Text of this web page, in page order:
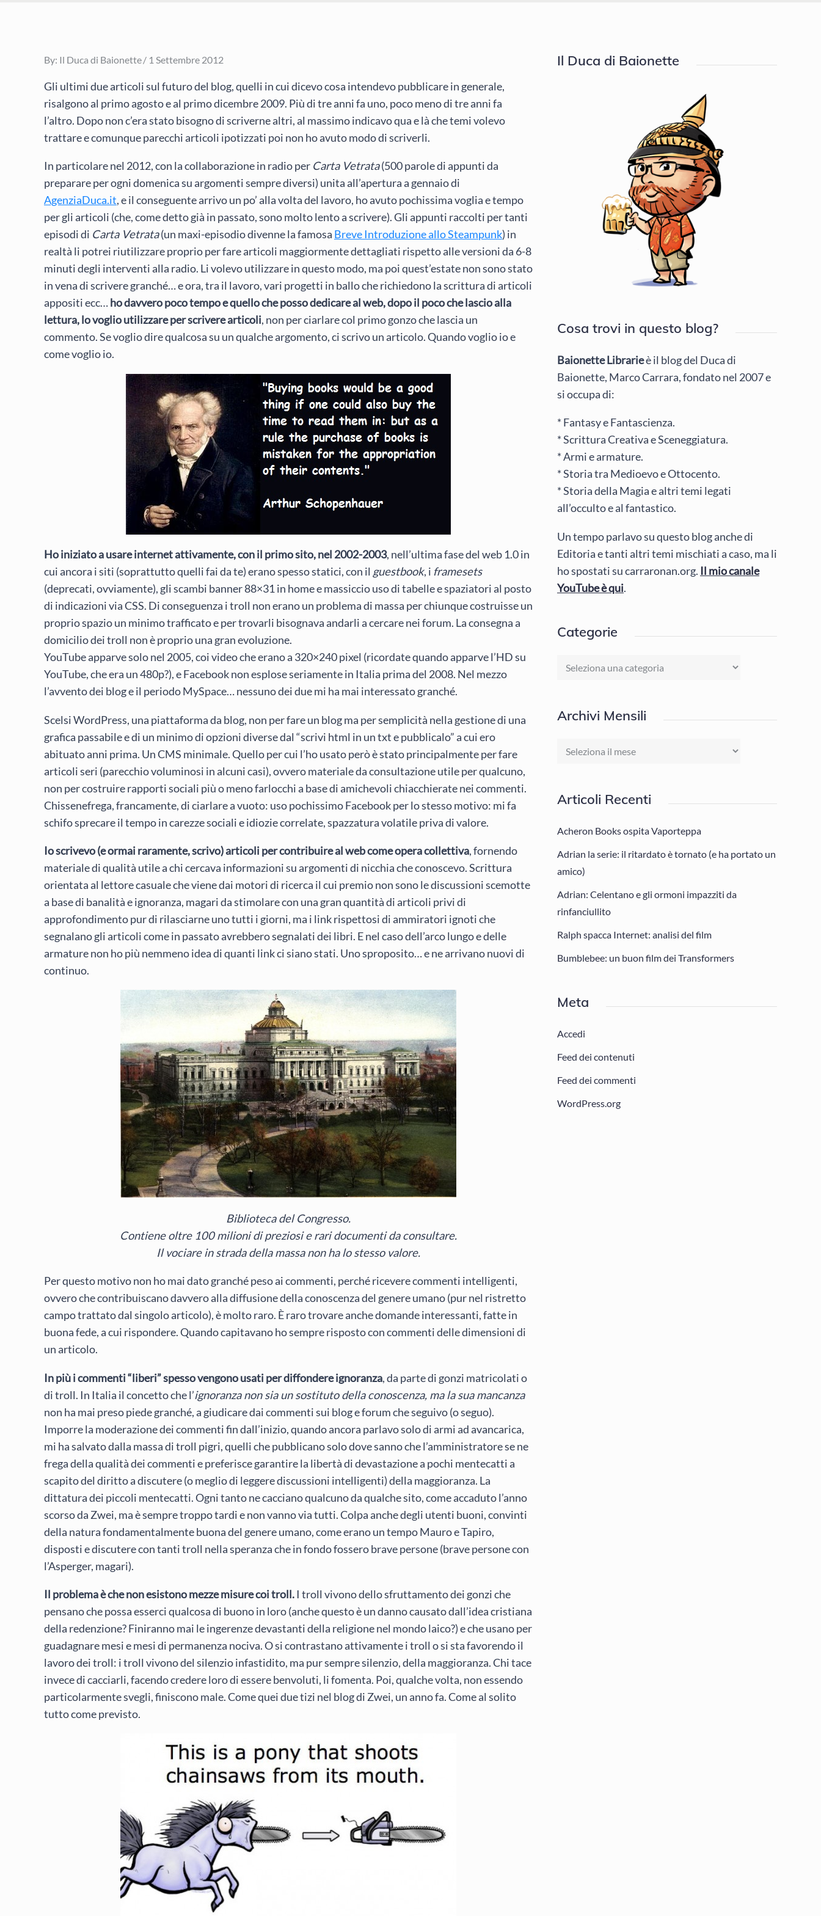
By: Il Duca di Baionette Posted
1 Settembre 2012
Gli ultimi due articoli sul futuro del blog, quelli in cui dicevo cosa intendevo pubblicare in generale,
risalgono al primo agosto e al primo dicembre 2009. Più di tre anni fa uno, poco meno di tre anni fa
l’altro. Dopo non c’era stato bisogno di scriverne altri, al massimo indicavo qua e là che temi volevo
trattare e comunque parecchi articoli ipotizzati poi non ho avuto modo di scriverli.
In particolare nel 2012, con la collaborazione in radio per Carta Vetrata(500 parole di appunti da
preparare per ogni domenica su argomenti sempre diversi) unita all’apertura a gennaio di
AgenziaDuca.it, e il conseguente arrivo un po’ alla volta del lavoro, ho avuto pochissima voglia e tempo
per gli articoli (che, come detto già in passato, sono molto lento a scrivere). Gli appunti raccolti per tanti
episodi di Carta Vetrata(un maxi-episodio divenne la famosa Breve Introduzione allo Steampunk) in
realtà li potrei riutilizzare proprio per fare articoli maggiormente dettagliati rispetto alle versioni da 6-8
minuti degli interventi alla radio. Li volevo utilizzare in questo modo, ma poi quest’estate non sono stato
in vena di scrivere granché… e ora, tra il lavoro, vari progetti in ballo che richiedono la scrittura di articoli
appositi ecc…ho davvero poco tempo e quello che posso dedicare al web, dopo il poco che lascio alla
lettura, lo voglio utilizzare per scrivere articoli, non per ciarlare col primo gonzo che lascia un
commento. Se voglio dire qualcosa su un qualche argomento, ci scrivo un articolo. Quando voglio io e
come voglio io.
Ho iniziato a usare internet attivamente, con il primo sito, nel 2002-2003, nell’ultima fase del web 1.0 in
cui ancora i siti (soprattutto quelli fai da te) erano spesso statici, con il guestbook, i framesets
(deprecati, ovviamente), gli scambi banner 88×31 in home e massiccio uso di tabelle e spaziatori al posto
di indicazioni via CSS. Di conseguenza i troll non erano un problema di massa per chiunque costruisse un
proprio spazio un minimo trafficato e per trovarli bisognava andarli a cercare nei forum. La consegna a
domicilio dei troll non è proprio una gran evoluzione.
YouTube apparve solo nel 2005, coi video che erano a 320×240 pixel (ricordate quando apparve l’HD su
YouTube, che era un 480p?), e Facebook non esplose seriamente in Italia prima del 2008. Nel mezzo
l’avvento dei blog e il periodo MySpace… nessuno dei due mi ha mai interessato granché.
Scelsi WordPress, una piattaforma da blog, non per fare un blog ma per semplicità nella gestione di una
grafica passabile e di un minimo di opzioni diverse dal “scrivi html in un txt e pubblicalo” a cui ero
abituato anni prima. Un CMS minimale. Quello per cui l’ho usato però è stato principalmente per fare
articoli seri (parecchio voluminosi in alcuni casi), ovvero materiale da consultazione utile per qualcuno,
non per costruire rapporti sociali più o meno farlocchi a base di amichevoli chiacchierate nei commenti.
Chissenefrega, francamente, di ciarlare a vuoto: uso pochissimo Facebook per lo stesso motivo: mi fa
schifo sprecare il tempo in carezze sociali e idiozie correlate, spazzatura volatile priva di valore.
Io scrivevo (e ormai raramente, scrivo) articoli per contribuire al web come opera collettiva, fornendo
materiale di qualità utile a chi cercava informazioni su argomenti di nicchia che conoscevo. Scrittura
orientata al lettore casuale che viene dai motori di ricerca il cui premio non sono le discussioni scemotte
a base di banalità e ignoranza, magari da stimolare con una gran quantità di articoli privi di
approfondimento pur di rilasciarne uno tutti i giorni, ma i link rispettosi di ammiratori ignoti che
segnalano gli articoli come in passato avrebbero segnalati dei libri. E nel caso dell’arco lungo e delle
armature non ho più nemmeno idea di quanti link ci siano stati. Uno sproposito… e ne arrivano nuovi di
continuo.
Biblioteca del Congresso.
Contiene oltre 100 milioni di preziosi e rari documenti da consultare.
Il vociare in strada della massa non ha lo stesso valore.
Per questo motivo non ho mai dato granché peso ai commenti, perché ricevere commenti intelligenti,
ovvero che contribuiscano davvero alla diffusione della conoscenza del genere umano (pur nel ristretto
campo trattato dal singolo articolo), è molto raro. È raro trovare anche domande interessanti, fatte in
buona fede, a cui rispondere. Quando capitavano ho sempre risposto con commenti delle dimensioni di
un articolo.
In più i commenti “liberi” spesso vengono usati per diffondere ignoranza, da parte di gonzi matricolati o
di troll. In Italia il concetto che l’ignoranza non sia un sostituto della conoscenza, ma la sua mancanza
non ha mai preso piede granché, a giudicare dai commenti sui blog e forum che seguivo (o seguo).
Imporre la moderazione dei commenti fin dall’inizio, quando ancora parlavo solo di armi ad avancarica,
mi ha salvato dalla massa di troll pigri, quelli che pubblicano solo dove sanno che l’amministratore se ne
frega della qualità dei commenti e preferisce garantire la libertà di devastazione a pochi mentecatti a
scapito del diritto a discutere (o meglio di leggere discussioni intelligenti) della maggioranza. La
dittatura dei piccoli mentecatti. Ogni tanto ne cacciano qualcuno da qualche sito, come accaduto l’anno
scorso da Zwei, ma è sempre troppo tardi e non vanno via tutti. Colpa anche degli utenti buoni, convinti
della natura fondamentalmente buona del genere umano, come erano un tempo Mauro e Tapiro,
disposti e discutere con tanti troll nella speranza che in fondo fossero brave persone (brave persone con
l’Asperger, magari).
Il problema è che non esistono mezze misure coi troll. I troll vivono dello sfruttamento dei gonzi che
pensano che possa esserci qualcosa di buono in loro (anche questo è un danno causato dall’idea cristiana
della redenzione? Finiranno mai le ingerenze devastanti della religione nel mondo laico?) e che usano per
guadagnare mesi e mesi di permanenza nociva. O si contrastano attivamente i troll o si sta favorendo il
lavoro dei troll: i troll vivono del silenzio infastidito, ma pur sempre silenzio, della maggioranza. Chi tace
invece di cacciarli, facendo credere loro di essere benvoluti, li fomenta. Poi, qualche volta, non essendo
particolarmente svegli, finiscono male. Come quei due tizi nel blog di Zwei, un anno fa. Come al solito
tutto come previsto.
Il Duca di Baionette
Cosa trovi in questo blog?
Baionette Librarieè il blog del Duca di
Baionette, Marco Carrara, fondato nel 2007 e
si occupa di:
* Fantasy e Fantascienza.
* Scrittura Creativa e Sceneggiatura.
* Armi e armature.
* Storia tra Medioevo e Ottocento.
* Storia della Magia e altri temi legati
all’occulto e al fantastico.
Un tempo parlavo su questo blog anche di
Editoria e tanti altri temi mischiati a caso, ma li
ho spostati su carraronan.org. Il mio canale
YouTube è qui.
Categorie
Categorie
Archivi Mensili
Archivi
Articoli Recenti
Acheron Books ospita Vaporteppa
Adrian la serie: il ritardato è tornato (e ha portato un
amico)
Adrian: Celentano e gli ormoni impazziti da
rinfanciullito
Ralph spacca Internet: analisi del film
Bumblebee: un buon film dei Transformers
Meta
Accedi
Feed dei contenuti
Feed dei commenti
WordPress.org